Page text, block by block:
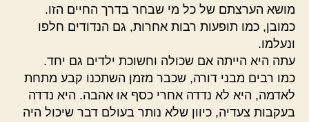
מושא הערצתם של כל מי שבחר בדרך החיים הזו.
כמובן, כמו תופעות רבות אחרות, גם הנדודים חלפו
ונעלמו.
עתה היא הייתה אם שכולה וחשוכת ילדים גם יחד.
כמו רבים מבני דורה, שכבר מזמן השתכנו קבע מתחת
לאדמה, היא לא נדדה אחרי כסף או אהבה. היא נדדה
בעקבות צעדיה, כיוון שלא נותר בעולם דבר שיכול היה